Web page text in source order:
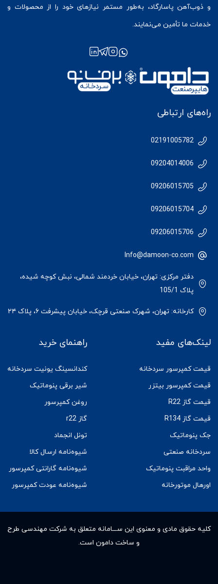
و ذوب‌آهن پاسارگاد، به‌طور مستمر نیازهای خود را از محصولات و
خدمات ما تأمین می‌نمایند.
راه‌های ارتباطی
02191005782
09204014006
09206015705
09206015704
09206015706
Info@damoon-co.com
دفتر مرکزی: تهران، خیابان خردمند شمالی، نبش کوچه شیده،
پلاک 105/1
کارخانه: تهران، شهرک صنعتی قرچک، خیابان پیشرفت ۶، پلاک ۲۴
لینک‌های مفید
قیمت کمپرسور سردخانه
قیمت کمپرسور بیتزر
قیمت گاز R22
قیمت گاز R134
جک پنوماتیک
سردخانه صنعتی
واحد مراقبت پنوماتیک
اورهال موتورخانه
راهنمای خرید
کندانسینگ یونیت سردخانه
شیر برقی پنوماتیک
روغن کمپرسور
گاز r22
تونل انجماد
شیوه‌نامه ارسال کالا
شیوه‌نامه گارانتی کمپرسور
شیوه‌نامه عودت کمپرسور
کلیه حقوق مادى و معنوى این ســـامانه متعلق به شرکت مهندسی طرح
و ساخت دامون است.